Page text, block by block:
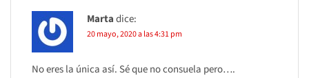
Martadice:
20 mayo, 2020 a las 4:31 pm
No eres la única así. Sé que no consuela pero….